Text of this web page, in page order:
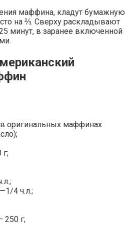
маффина, кладут бумажную
на ⅔. Сверху раскладывают
минут, в заранее включенной
оригинальных маффинах
г;
4 ч.л.;
250 г;